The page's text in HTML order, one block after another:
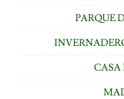
PARQUE
CASA